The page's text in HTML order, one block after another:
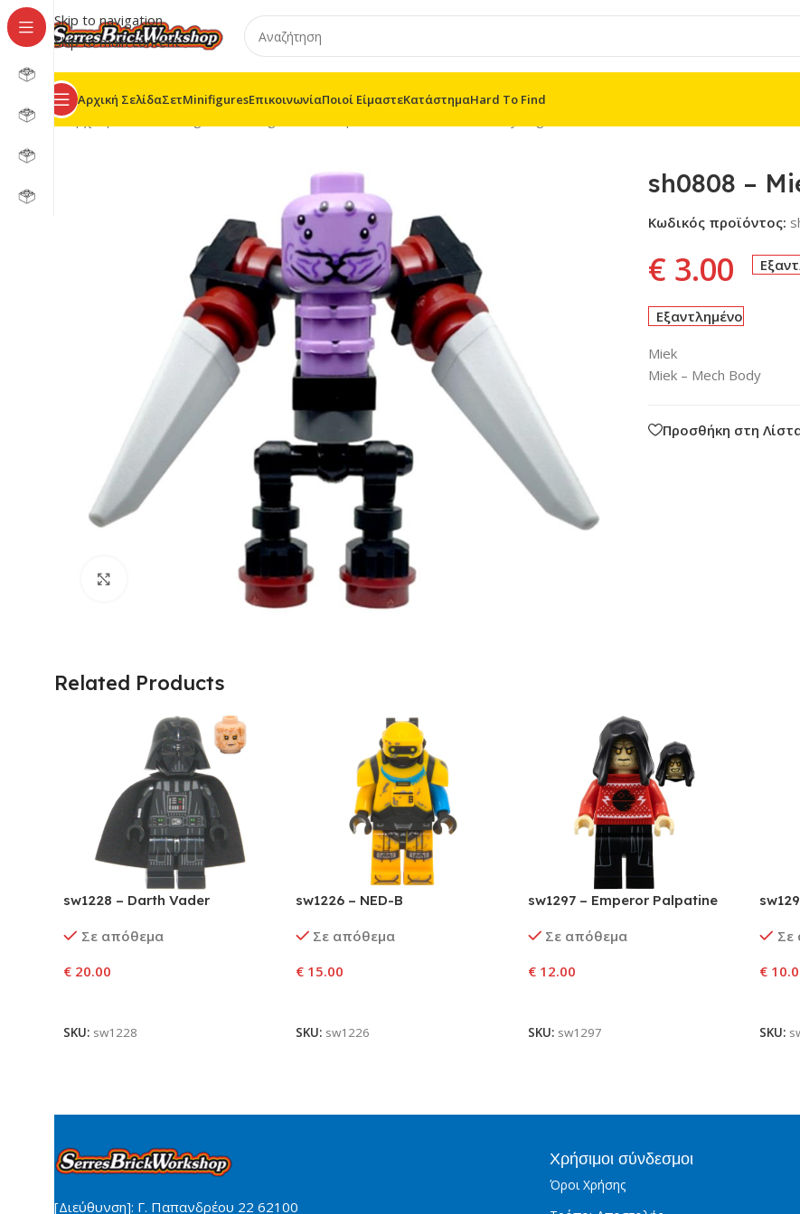
Skip to navigation
Skip to main content
Αρχική ΣελίδαΣετMinifiguresΕπικοινωνίαΠοιοί ΕίμαστεΚατάστημαHard To Find
Αρχική σελίδα
sh0808 –
Κωδικός προϊόντος:
€3.00
Εξαντλημένο
Miek
Miek – Mech Body
Προσθήκη στη
Related Products
sw1228 – Darth Vader
Σε απόθεμα
€ 20.00
SKU: sw1228
sw1226 – NED-B
Σε απόθεμα
€15.00
SKU: sw1226
sw1297 – Emperor Palpatine
Σε απόθεμα
€12.00
SKU: sw1297
Σε
€
SKU:
[Διεύθυνση]: Γ. Παπανδρέου 22 62100
Χρήσιμοι σύνδεσμοι
Όροι Χρήσης